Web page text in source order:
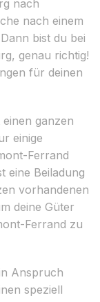
nach
nach einem
bist du bei
genau richtig!
für deinen
ganzen
einige
Ferrand
eine Beiladung
vorhandenen
deine Güter
Ferrand zu
Anspruch
speziell